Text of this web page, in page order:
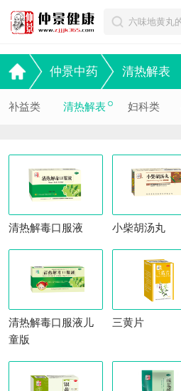
仲景中药 清热解表
补益类 清热解表 妇科类
清热解毒口服液 小柴胡汤丸
清热解毒口服液儿
童版
三黄片